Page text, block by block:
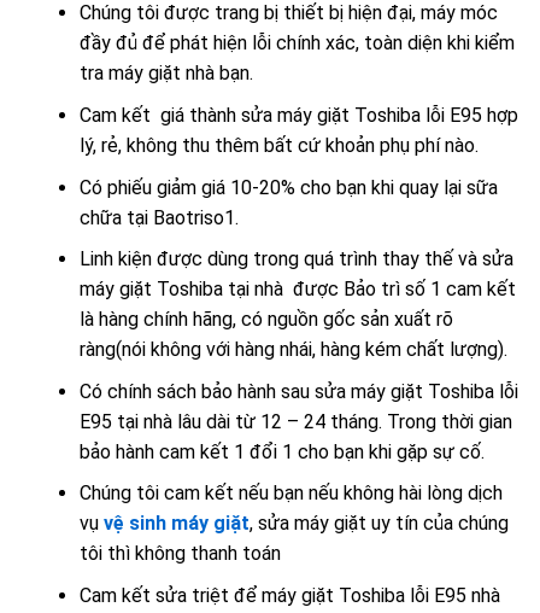
Chúng tôi được trang bị thiết bị hiện đại, máy móc
đầy đủ để phát hiện lỗi chính xác, toàn diện khi kiểm
tra máy giặt nhà bạn.
Cam kết giá thành sửa máy giặt Toshiba lỗi E95 hợp
lý, rẻ, không thu thêm bất cứ khoản phụ phí nào.
Có phiếu giảm giá 10-20% cho bạn khi quay lại sữa
chữa tại Baotriso1.
Linh kiện được dùng trong quá trình thay thế và sửa
máy giặt Toshiba tại nhà được Bảo trì số 1 cam kết
là hàng chính hãng, có nguồn gốc sản xuất rõ
ràng(nói không với hàng nhái, hàng kém chất lượng).
Có chính sách bảo hành sau sửa máy giặt Toshiba lỗi
E95 tại nhà lâu dài từ 12 – 24 tháng. Trong thời gian
bảo hành cam kết 1 đổi 1 cho bạn khi gặp sự cố.
Chúng tôi cam kết nếu bạn nếu không hài lòng dịch
vụ vệ sinh máy giặt, sửa máy giặt uy tín của chúng
tôi thì không thanh toán
Cam kết sửa triệt để máy giặt Toshiba lỗi E95 nhà